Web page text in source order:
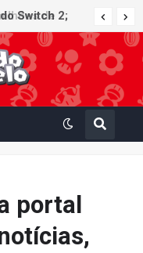
Switch 2;
portal